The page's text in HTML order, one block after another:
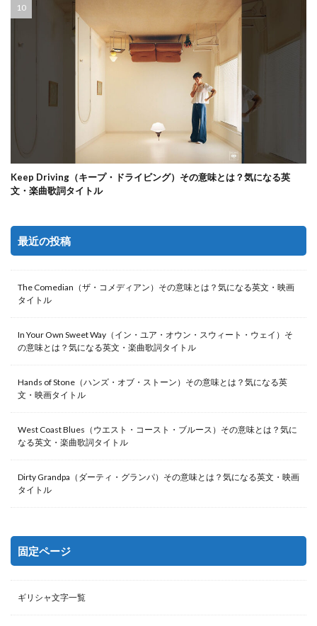
Keep Driving（キープ・ドライビング）その意味とは？気になる英
文・楽曲歌詞タイトル
最近の投稿
The Comedian（ザ・コメディアン）その意味とは？気になる英文・映画
タイトル
In Your Own Sweet Way（イン・ユア・オウン・スウィート・ウェイ）そ
の意味とは？気になる英文・楽曲歌詞タイトル
Hands of Stone（ハンズ・オブ・ストーン）その意味とは？気になる英
文・映画タイトル
West Coast Blues（ウエスト・コースト・ブルース）その意味とは？気に
なる英文・楽曲歌詞タイトル
Dirty Grandpa（ダーティ・グランパ）その意味とは？気になる英文・映画
タイトル
固定ページ
ギリシャ文字一覧